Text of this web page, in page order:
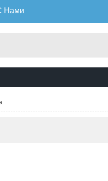
Нами